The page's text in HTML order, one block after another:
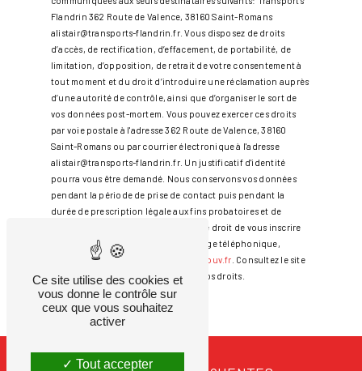
Flandrin 362 Route de Valence, 38160 Saint-Romans
alistair@transports-flandrin.fr. Vous disposez de droits
d’accès, de rectification, d’effacement, de portabilité, de
limitation, d’opposition, de retrait de votre consentement à
tout moment et du droit d’introduire une réclamation auprès
d’une autorité de contrôle, ainsi que d’organiser le sort de
vos données post-mortem. Vous pouvez exercer ces droits
par voie postale à l'adresse 362 Route de Valence, 38160
Saint-Romans ou par courrier électronique à l'adresse
alistair@transports-flandrin.fr. Un justificatif d'identité
pourra vous être demandé. Nous conservons vos données
pendant la période de prise de contact puis pendant la
durée de prescription légale aux fins probatoires et de
gestion des contentieux. Vous avez le droit de vous inscrire
sur la liste d'opposition au démarchage téléphonique,
disponible à cette adresse:
Bloctel.gouv.fr . Consultez le site
cnil.fr pour plus d’informations sur vos droits.
Ce site utilise des cookies et
vous donne le contrôle sur
ceux que vous souhaitez
activer
Tout accepter